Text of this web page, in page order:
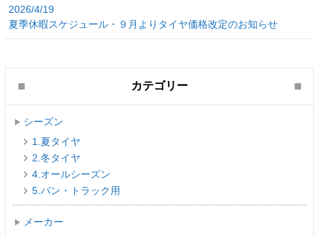
2026/4/19
夏季休暇スケジュール・９月よりタイヤ価格改定のお知らせ
カテゴリー
シーズン
1.夏タイヤ
2.冬タイヤ
4.オールシーズン
5.バン・トラック用
メーカー